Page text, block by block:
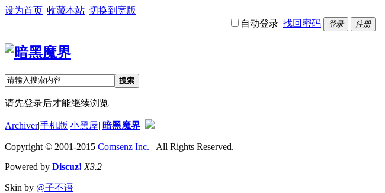
设为首页 |收藏本站 |切换到宽版
自动登录 找回密码 登录 注册
搜索
请先登录后才能继续浏览
Archiver|手机版|小黑屋| 暗黑魔界
Copyright © 2001-2015 Comsenz Inc. All Rights Reserved.
Powered by Discuz! X3.2
Skin by @子不语